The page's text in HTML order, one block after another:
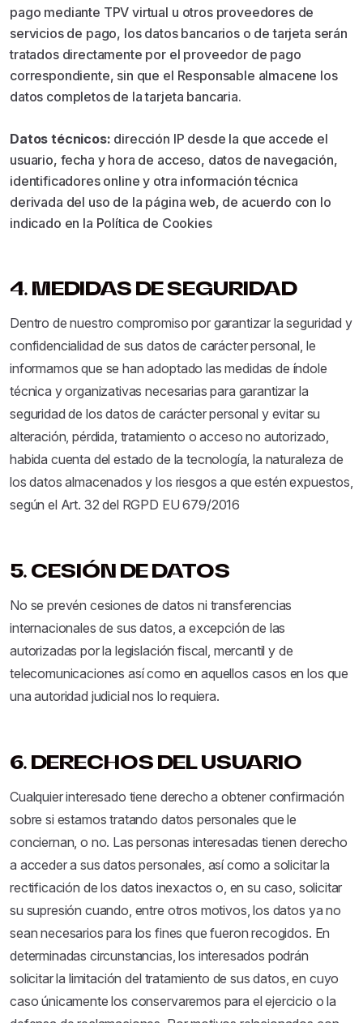
pago mediante TPV virtual u otros proveedores de
servicios de pago, los datos bancarios o de tarjeta serán
tratados directamente por el proveedor de pago
correspondiente, sin que el Responsable almacene los
datos completos de la tarjeta bancaria.
Datos técnicos: dirección IP desde la que accede el
usuario, fecha y hora de acceso, datos de navegación,
identificadores online y otra información técnica
derivada del uso de la página web, de acuerdo con lo
indicado en la Política de Cookies
4. MEDIDAS DE SEGURIDAD
Dentro de nuestro compromiso por garantizar la seguridad y
confidencialidad de sus datos de carácter personal, le
informamos que se han adoptado las medidas de índole
técnica y organizativas necesarias para garantizar la
seguridad de los datos de carácter personal y evitar su
alteración, pérdida, tratamiento o acceso no autorizado,
habida cuenta del estado de la tecnología, la naturaleza de
los datos almacenados y los riesgos a que estén expuestos,
según el Art. 32 del RGPD EU 679/2016
5. CESIÓN DE DATOS
No se prevén cesiones de datos ni transferencias
internacionales de sus datos, a excepción de las
autorizadas por la legislación fiscal, mercantil y de
telecomunicaciones así como en aquellos casos en los que
una autoridad judicial nos lo requiera.
6. DERECHOS DEL USUARIO
Cualquier interesado tiene derecho a obtener confirmación
sobre si estamos tratando datos personales que le
conciernan, o no. Las personas interesadas tienen derecho
a acceder a sus datos personales, así como a solicitar la
rectificación de los datos inexactos o, en su caso, solicitar
su supresión cuando, entre otros motivos, los datos ya no
sean necesarios para los fines que fueron recogidos. En
determinadas circunstancias, los interesados podrán
solicitar la limitación del tratamiento de sus datos, en cuyo
caso únicamente los conservaremos para el ejercicio o la